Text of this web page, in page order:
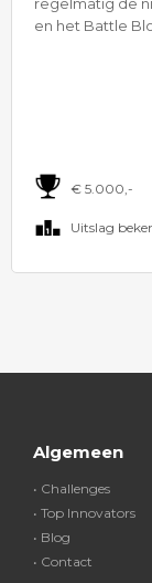
en het Battle
€ 5.000,-
Uitslag
Algemeen
• Challenges
• Top Innovators
• Blog
• Contact